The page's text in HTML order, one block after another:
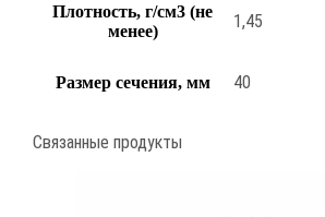
Плотность, г/см3 (не
менее)
1,45
Размер сечения, мм 40
Связанные продукты